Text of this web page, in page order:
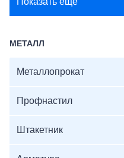
МЕТАЛЛ
Металлопрокат
Профнастил
Штакетник